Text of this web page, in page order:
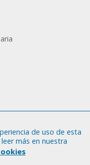
de uso de esta
más en nuestra